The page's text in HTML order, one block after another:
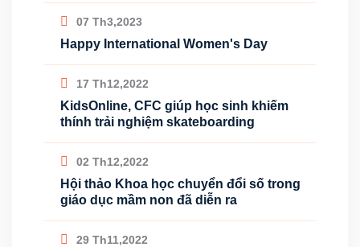
07 Th3,2023
Happy International Women's Day
17 Th12,2022
KidsOnline, CFC giúp học sinh khiếm
thính trải nghiệm skateboarding
02 Th12,2022
Hội thảo Khoa học chuyển đổi số trong
giáo dục mầm non đã diễn ra
29 Th11,2022